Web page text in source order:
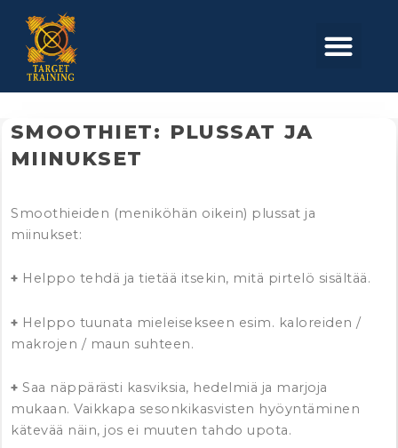
content
SMOOTHIET: PLUSSAT JA
MIINUKSET
Smoothieiden (meniköhän oikein) plussat ja
miinukset:
+ Helppo tehdä ja tietää itsekin, mitä pirtelö sisältää.
+ Helppo tuunata mieleisekseen esim. kaloreiden /
makrojen / maun suhteen.
+ Saa näppärästi kasviksia, hedelmiä ja marjoja
mukaan. Vaikkapa sesonkikasvisten hyöyntäminen
kätevää näin, jos ei muuten tahdo upota.